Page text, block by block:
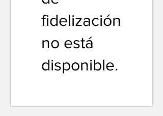
fidelización
no está
disponible.